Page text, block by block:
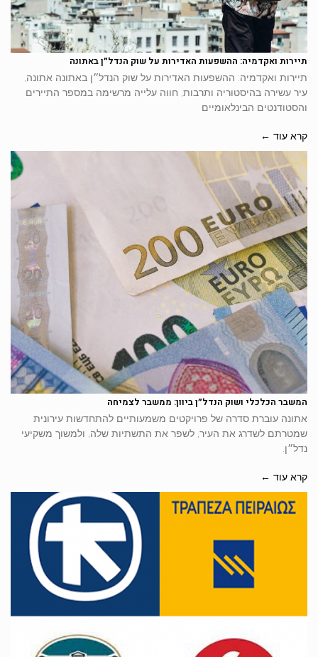
תיירות ואקדמיה: ההשפעות האדירות על שוק הנדל״ן באתונה
תיירות ואקדמיה: ההשפעות האדירות על שוק הנדל״ן באתונה אתונה,
עיר עשירה בהיסטוריה ותרבות, חווה עלייה מרשימה במספר התיירים
והסטודנטים הבינלאומיים
קרא עוד ←
המשבר הכלכלי ושוק הנדל״ן ביוון: ממשבר לצמיחה
אתונה עוברת סדרה של פרויקטים משמעותיים להתחדשות עירונית
שמטרתם לשדרג את העיר, לשפר את התשתיות שלה, ולמשוך משקיעי
נדל״ן.
קרא עוד ←